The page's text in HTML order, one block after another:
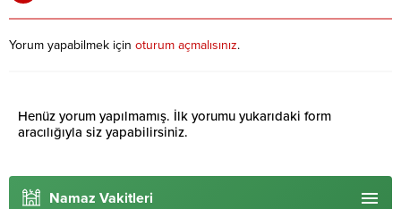
Yorum yapabilmek için oturum açmalısınız.
Henüz yorum yapılmamış. İlk yorumu yukarıdaki form
aracılığıyla siz yapabilirsiniz.
Namaz Vakitleri